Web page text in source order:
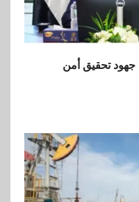
جهود تحقيق أمن